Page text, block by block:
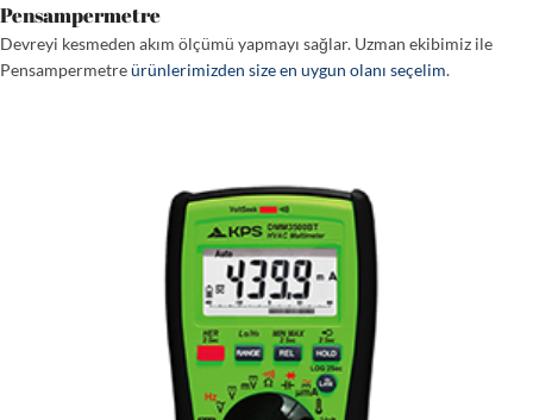
Pensampermetre
Devreyi kesmeden akım ölçümü yapmayı sağlar. Uzman ekibimiz ile
Pensampermetreürünlerimizden size en uygun olanı seçelim.